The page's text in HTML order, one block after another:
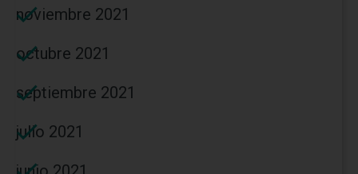
noviembre 2021
octubre 2021
septiembre 2021
julio 2021